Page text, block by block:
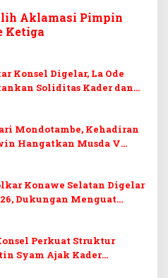
Aklamasi Pimpin
Ketiga
Konsel Digelar, La Ode
Soliditas Kader dan
DPRD Konawe Selatan
Mondotambe, Kehadiran
Hangatkan Musda V
Konawe Selatan Digelar
Dukungan Menguat
Kalenggo
Perkuat Struktur
Syam Ajak Kader
Kejayaan